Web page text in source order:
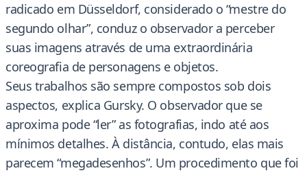
radicado em Düsseldorf, considerado o “mestre do
segundo olhar”, conduz o observador a perceber
suas imagens através de uma extraordinária
coreografia de personagens e objetos.
Seus trabalhos são sempre compostos sob dois
aspectos, explica Gursky. O observador que se
aproxima pode “ler” as fotografias, indo até aos
mínimos detalhes. À distância, contudo, elas mais
parecem “megadesenhos”. Um procedimento que foi